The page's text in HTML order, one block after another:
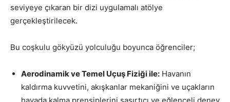
seviyeye çıkaran bir dizi uygulamalı atölye
gerçekleştirilecek.
Bu coşkulu gökyüzü yolculuğu boyunca öğrenciler;
Aerodinamik ve Temel Uçuş Fiziği ile: Havanın
kaldırma kuvvetini, akışkanlar mekaniğini ve uçakların